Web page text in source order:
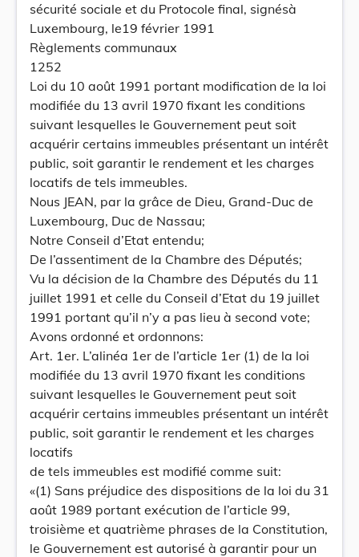
sécurité sociale et du Protocole final, signésà
Luxembourg, le19 février 1991
Règlements communaux
1252
Loi du 10 août 1991 portant modification de la loi
modifiée du 13 avril 1970 fixant les conditions
suivant lesquelles le Gouvernement peut soit
acquérir certains immeubles présentant un intérêt
public, soit garantir le rendement et les charges
locatifs de tels immeubles.
Nous JEAN, par la grâce de Dieu, Grand-Duc de
Luxembourg, Duc de Nassau;
Notre Conseil d’Etat entendu;
De l’assentiment de la Chambre des Députés;
Vu la décision de la Chambre des Députés du 11
juillet 1991 et celle du Conseil d’Etat du 19 juillet
1991 portant qu’il n’y a pas lieu à second vote;
Avons ordonné et ordonnons:
Art. 1er. L’alinéa 1er de l’article 1er (1) de la loi
modifiée du 13 avril 1970 fixant les conditions
suivant lesquelles le Gouvernement peut soit
acquérir certains immeubles présentant un intérêt
public, soit garantir le rendement et les charges
locatifs
de tels immeubles est modifié comme suit:
«(1) Sans préjudice des dispositions de la loi du 31
août 1989 portant exécution de l’article 99,
troisième et quatrième phrases de la Constitution,
le Gouvernement est autorisé à garantir pour un